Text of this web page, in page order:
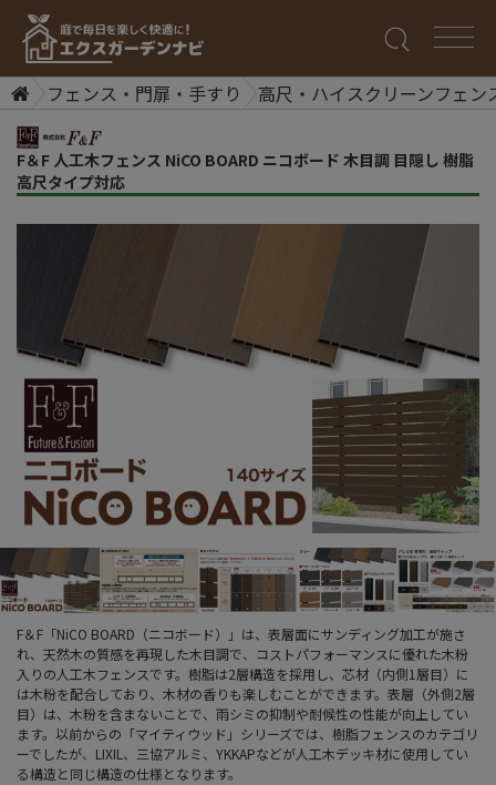
フェンス・門扉・手すり 高尺・ハイスクリーンフェン
F＆F 人工木フェンス NiCO BOARD ニコボード 木目調 目隠し 樹脂
高尺タイプ対応
F＆F「NiCO BOARD（ニコボード）」は、表層面にサンディング加工が施さ
れ、天然木の質感を再現した木目調で、コストパフォーマンスに優れた木粉
入りの人工木フェンスです。樹脂は2層構造を採用し、芯材（内側1層目）に
は木粉を配合しており、木材の香りも楽しむことができます。表層（外側2層
目）は、木粉を含まないことで、雨シミの抑制や耐候性の性能が向上してい
ます。以前からの「マイティウッド」シリーズでは、樹脂フェンスのカテゴリ
ーでしたが、LIXIL、三協アルミ、YKKAPなどが人工木デッキ材に使用してい
る構造と同じ構造の仕様となります。